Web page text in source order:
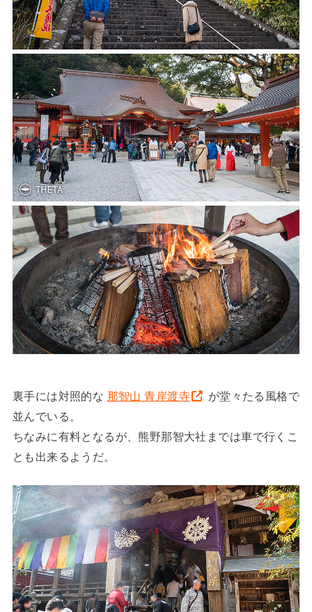
裏手には対照的な 那智山 青岸渡寺
が堂々たる風格で
並んでいる。
ちなみに有料となるが、熊野那智大社までは車で行くこ
とも出来るようだ。